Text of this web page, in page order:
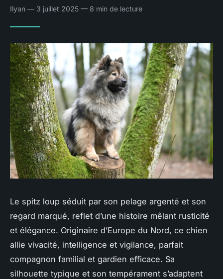
Ilyan — 3 juillet 2025 — 8 min de lecture
Le spitz loup séduit par son pelage argenté et son
regard marqué, reflet d’une histoire mêlant rusticité
et élégance. Originaire d’Europe du Nord, ce chien
allie vivacité, intelligence et vigilance, parfait
compagnon familial et gardien efficace. Sa
silhouette typique et son tempérament s’adaptent